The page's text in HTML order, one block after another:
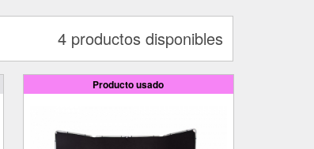
4 productos disponibles
Producto usado